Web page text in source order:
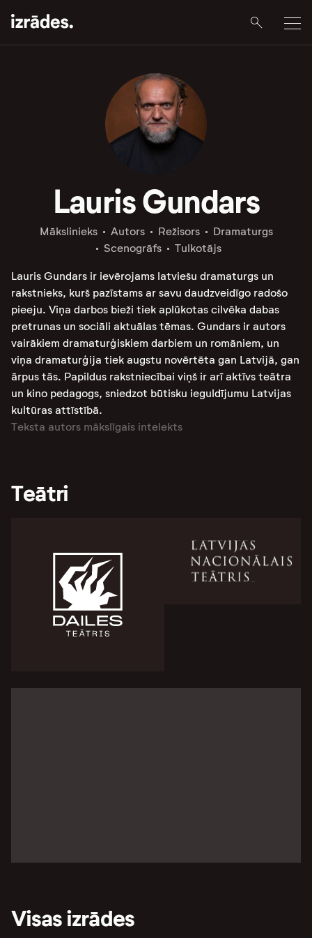
Lauris Gundars
Mākslinieks Autors Režisors
Dramaturgs
Scenogrāfs
Tulkotājs
Lauris Gundars ir ievērojams latviešu dramaturgs un
rakstnieks, kurš pazīstams ar savu daudzveidīgo radošo
pieeju. Viņa darbos bieži tiek aplūkotas cilvēka dabas
pretrunas un sociāli aktuālas tēmas. Gundars ir autors
vairākiem dramaturģiskiem darbiem un romāniem, un
viņa dramaturģija tiek augstu novērtēta gan Latvijā, gan
ārpus tās. Papildus rakstniecībai viņš ir arī aktīvs teātra
un kino pedagogs, sniedzot būtisku ieguldījumu Latvijas
kultūras attīstībā.
Teksta autors mākslīgais intelekts
Teātri
Visas izrādes